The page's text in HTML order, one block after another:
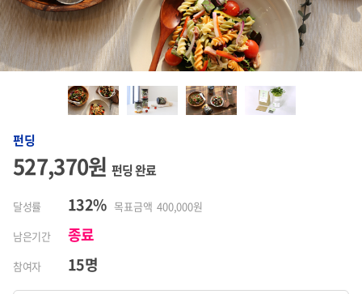
펀딩
527,370원 펀딩 완료
달성률 132% 목표금액 400,000원
남은기간
종료
참여자 15명